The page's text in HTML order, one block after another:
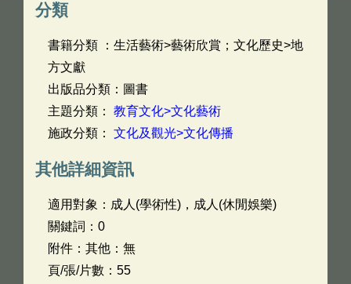
分類
書籍分類 ：生活藝術>藝術欣賞；文化歷史>地
方文獻
出版品分類：圖書
主題分類： 教育文化>文化藝術
施政分類： 文化及觀光>文化傳播
其他詳細資訊
適用對象：成人(學術性)，成人(休閒娛樂)
關鍵詞：0
附件：其他：無
頁/張/片數：55